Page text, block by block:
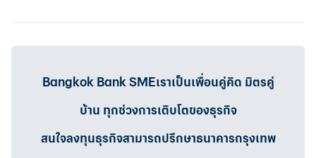
Bangkok Bank SMEเราเป็นเพื่อนคู่คิด มิตรคู่
บ้าน ทุกช่วงการเติบโตของธุรกิจ
สนใจลงทุนธุรกิจสามารถปรึกษาธนาคารกรุงเทพ